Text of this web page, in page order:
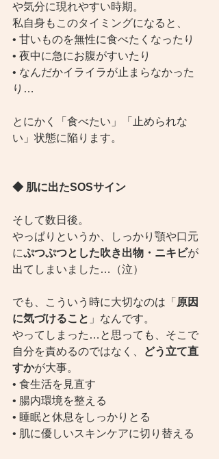
や気分に現れやすい時期。
私自身もこのタイミングになると、
• 甘いものを無性に食べたくなったり
• 夜中に急にお腹がすいたり
• なんだかイライラが止まらなかった
り…
とにかく「食べたい」「止められな
い」状態に陥ります。
◆ 肌に出たSOSサイン
そして数日後。
やっぱりというか、しっかり顎や口元
にぷつぷつとした吹き出物・ニキビが
出てしまいました…（泣）
でも、こういう時に大切なのは「 原因
に気づけること 」なんです。
やってしまった…と思っても、そこで
自分を責めるのではなく、
どう立て直
すかが大事。
• 食生活を見直す
• 腸内環境を整える
• 睡眠と休息をしっかりとる
• 肌に優しいスキンケアに切り替える